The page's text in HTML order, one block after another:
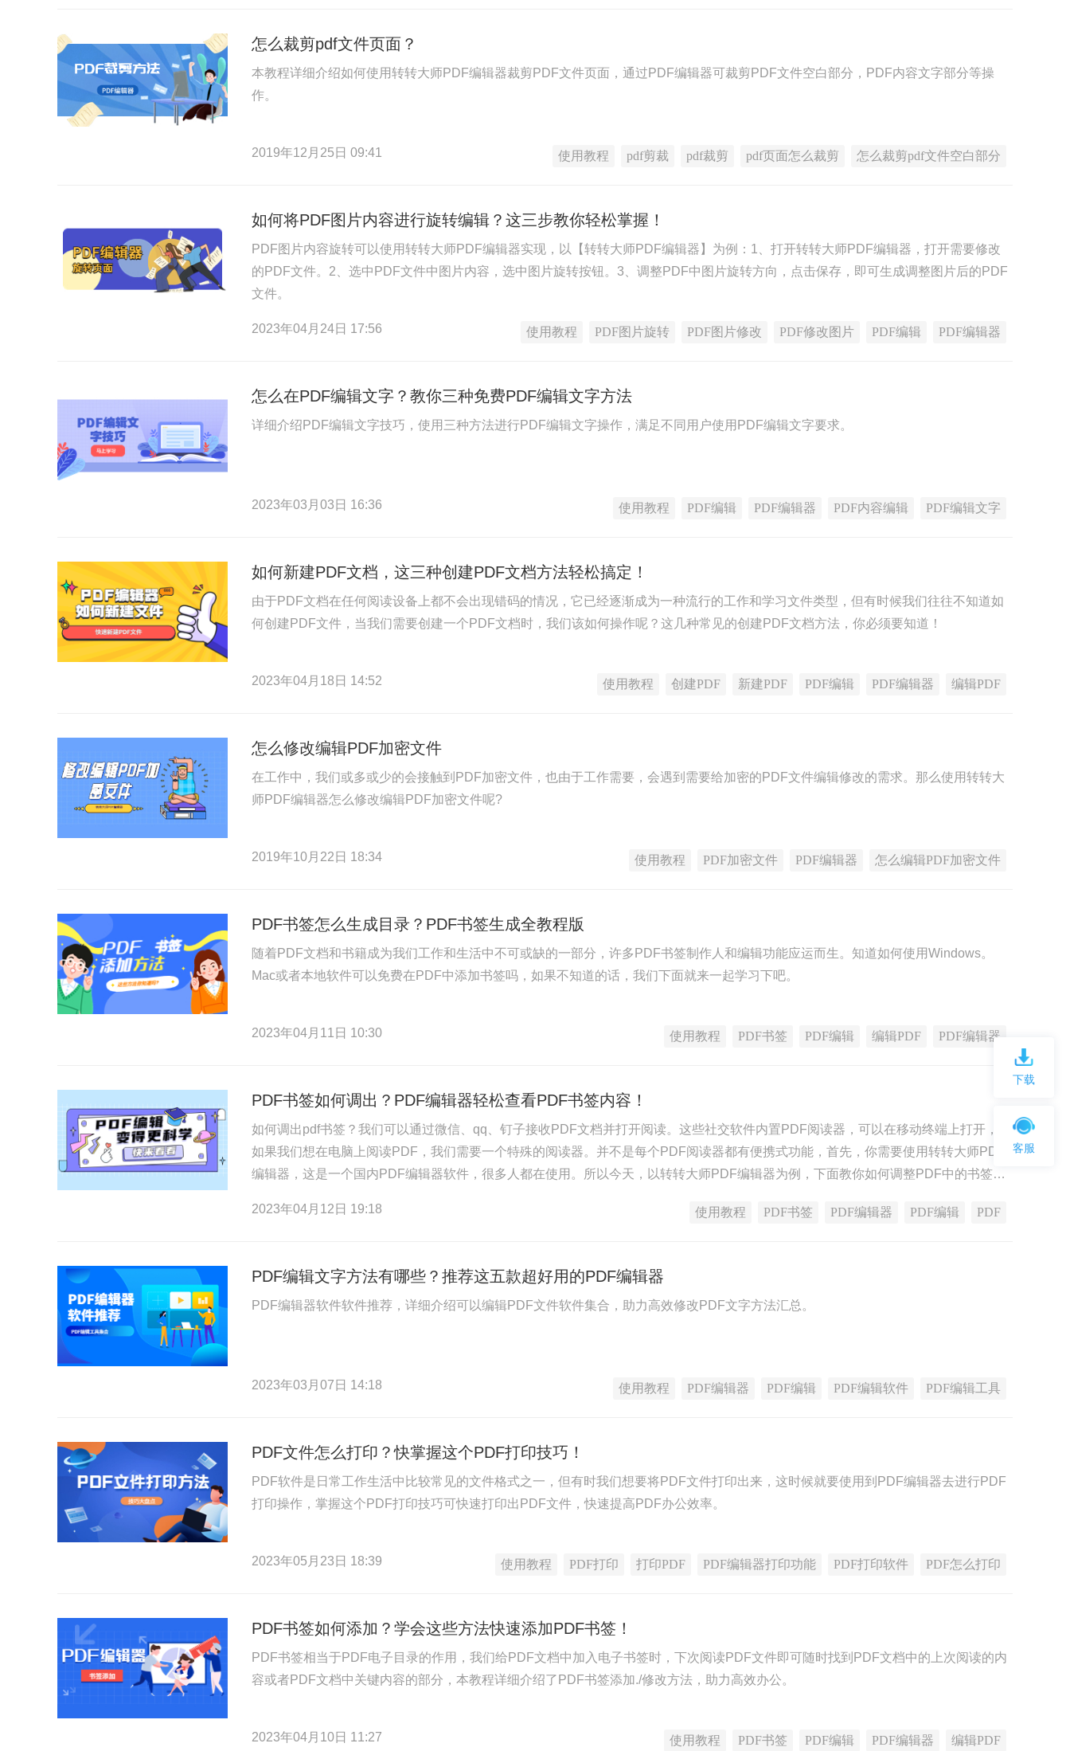
怎么裁剪pdf文件页面？
本教程详细介绍如何使用转转大师PDF编辑器裁剪PDF文件页面，通过PDF编辑器可裁剪PDF文件空白部分，PDF内容文字部分等操
作。
2019年12月25日 09:41 使用教程 pdf剪裁 pdf裁剪 pdf页面怎么裁剪 怎么裁剪pdf文件空白部分
如何将PDF图片内容进行旋转编辑？这三步教你轻松掌握！
PDF图片内容旋转可以使用转转大师PDF编辑器实现，以【转转大师PDF编辑器】为例：1、打开转转大师PDF编辑器，打开需要修改
的PDF文件。2、选中PDF文件中图片内容，选中图片旋转按钮。3、调整PDF中图片旋转方向，点击保存，即可生成调整图片后的PDF
文件。
2023年04月24日 17:56 使用教程 PDF图片旋转 PDF图片修改 PDF修改图片 PDF编辑 PDF编辑器
怎么在PDF编辑文字？教你三种免费PDF编辑文字方法
详细介绍PDF编辑文字技巧，使用三种方法进行PDF编辑文字操作，满足不同用户使用PDF编辑文字要求。
2023年03月03日 16:36 使用教程 PDF编辑 PDF编辑器 PDF内容编辑 PDF编辑文字
如何新建PDF文档，这三种创建PDF文档方法轻松搞定！
由于PDF文档在任何阅读设备上都不会出现错码的情况，它已经逐渐成为一种流行的工作和学习文件类型，但有时候我们往往不知道如
何创建PDF文件，当我们需要创建一个PDF文档时，我们该如何操作呢？这几种常见的创建PDF文档方法，你必须要知道！
2023年04月18日 14:52 使用教程 创建PDF 新建PDF PDF编辑 PDF编辑器 编辑PDF
怎么修改编辑PDF加密文件
在工作中，我们或多或少的会接触到PDF加密文件，也由于工作需要，会遇到需要给加密的PDF文件编辑修改的需求。那么使用转转大
师PDF编辑器怎么修改编辑PDF加密文件呢?
2019年10月22日 18:34 使用教程 PDF加密文件 PDF编辑器 怎么编辑PDF加密文件
PDF书签怎么生成目录？PDF书签生成全教程版
随着PDF文档和书籍成为我们工作和生活中不可或缺的一部分，许多PDF书签制作人和编辑功能应运而生。知道如何使用Windows。
Mac或者本地软件可以免费在PDF中添加书签吗，如果不知道的话，我们下面就来一起学习下吧。
2023年04月11日 10:30 使用教程 PDF书签 PDF编辑 编辑PDF PDF编辑器
PDF书签如何调出？PDF编辑器轻松查看PDF书签内容！
如何调出pdf书签？我们可以通过微信、qq、钉子接收PDF文档并打开阅读。这些社交软件内置PDF阅读器，可以在移动终端上打开，但
如果我们想在电脑上阅读PDF，我们需要一个特殊的阅读器。并不是每个PDF阅读器都有便携式功能，首先，你需要使用转转大师PDF
编辑器，这是一个国内PDF编辑器软件，很多人都在使用。所以今天，以转转大师PDF编辑器为例，下面教你如何调整PDF中的书签，
2023年04月12日 19:18
使用教程 PDF书签 PDF编辑器 PDF编辑 PDF
PDF编辑文字方法有哪些？推荐这五款超好用的PDF编辑器
PDF编辑器软件软件推荐，详细介绍可以编辑PDF文件软件集合，助力高效修改PDF文字方法汇总。
2023年03月07日 14:18 使用教程 PDF编辑器 PDF编辑 PDF编辑软件 PDF编辑工具
PDF文件怎么打印？快掌握这个PDF打印技巧！
PDF软件是日常工作生活中比较常见的文件格式之一，但有时我们想要将PDF文件打印出来，这时候就要使用到PDF编辑器去进行PDF
打印操作，掌握这个PDF打印技巧可快速打印出PDF文件，快速提高PDF办公效率。
2023年05月23日 18:39 使用教程 PDF打印 打印PDF PDF编辑器打印功能 PDF打印软件 PDF怎么打印
PDF书签如何添加？学会这些方法快速添加PDF书签！
PDF书签相当于PDF电子目录的作用，我们给PDF文档中加入电子书签时，下次阅读PDF文件即可随时找到PDF文档中的上次阅读的内
容或者PDF文档中关键内容的部分，本教程详细介绍了PDF书签添加./修改方法，助力高效办公。
2023年04月10日 11:27 使用教程 PDF书签 PDF编辑 PDF编辑器 编辑PDF
下载
客服